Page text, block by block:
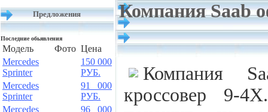
Предложения
Последние обьявления
Модель Фото Цена
Mercedes
Sprinter
150 000
РУБ.
Mercedes
Sprinter
91 000
РУБ.
Mercedes
96 000
Компания Saab
Компания
кроссовер 9-